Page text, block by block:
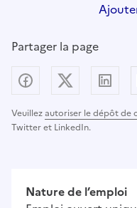
Partager la page
Veuillezautoriser le dépôt de
Twitter et LinkedIn.
Partager sur
Nature de l’emploi